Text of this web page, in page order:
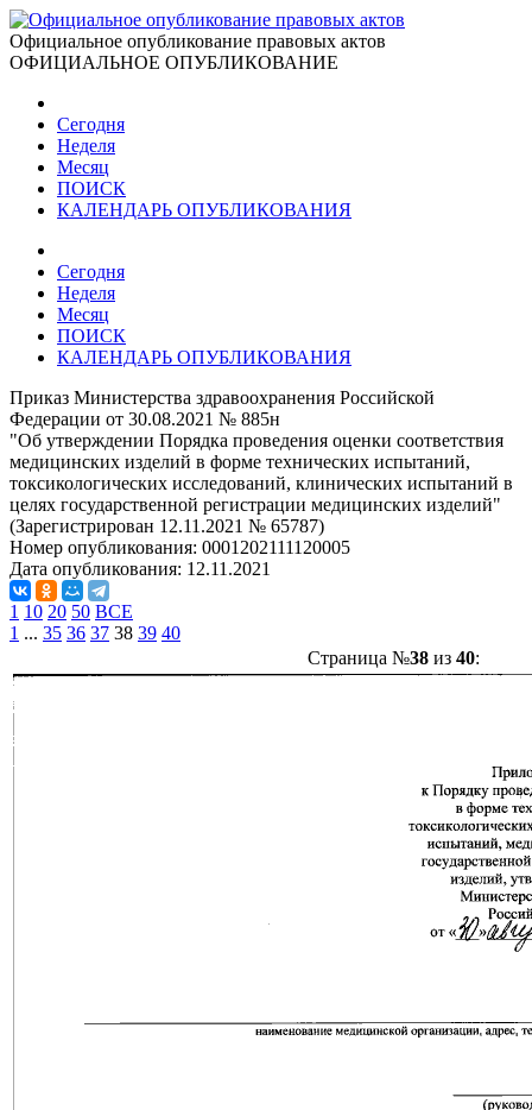
Официальное опубликование правовых актов
ОФИЦИАЛЬНОЕ ОПУБЛИКОВАНИЕ
Сегодня
Неделя
Месяц
ПОИСК
КАЛЕНДАРЬ ОПУБЛИКОВАНИЯ
Сегодня
Неделя
Месяц
ПОИСК
КАЛЕНДАРЬ ОПУБЛИКОВАНИЯ
Приказ Министерства здравоохранения Российской
Федерации от 30.08.2021 № 885н
"Об утверждении Порядка проведения оценки соответствия
медицинских изделий в форме технических испытаний,
токсикологических исследований, клинических испытаний в
целях государственной регистрации медицинских изделий"
(Зарегистрирован 12.11.2021 № 65787)
Номер опубликования: 0001202111120005
Дата опубликования: 12.11.2021
1 10 20 50 ВСЕ
1 ... 35 36 37 38 39 40
Страница №38из 40: